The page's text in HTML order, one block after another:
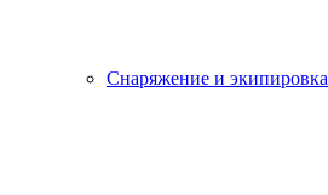
Снаряжение и экипировка